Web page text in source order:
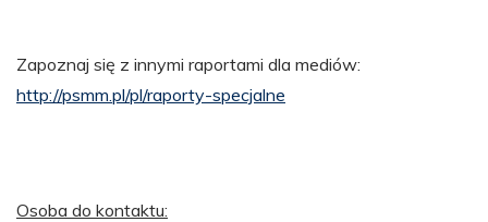
Zapoznaj się z innymi raportami dla mediów:
http://psmm.pl/pl/raporty-specjalne
Osoba do kontaktu: